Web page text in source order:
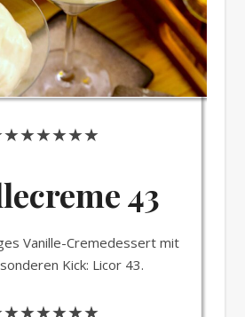
43
Vanille-Cremedessert mit
Kick: Licor 43.